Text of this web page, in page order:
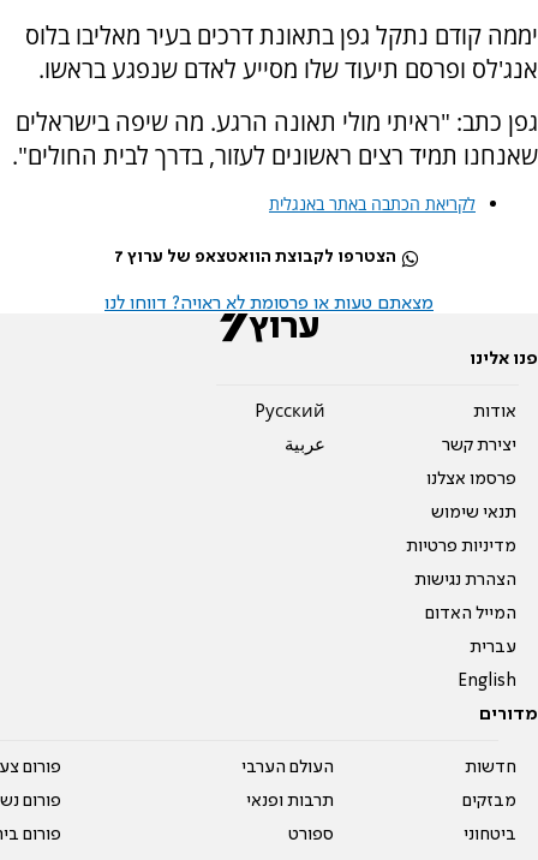
יממה קודם נתקל גפן בתאונת דרכים בעיר מאליבו בלוס
אנג'לס ופרסם תיעוד שלו מסייע לאדם שנפגע בראשו.
גפן כתב: "ראיתי מולי תאונה הרגע. מה שיפה בישראלים
שאנחנו תמיד רצים ראשונים לעזור, בדרך לבית החולים".
לקריאת הכתבה באתר באנגלית
הצטרפו לקבוצת הוואטצאפ של ערוץ 7
מצאתם טעות או פרסומת לא ראויה? דווחו לנו
פנו אלינו
אודות
יצירת קשר
פרסמו אצלנו
תנאי שימוש
מדיניות פרטיות
הצהרת נגישות
המייל האדום
עברית
English
Pусский
عربية
מדורים
חדשות
מבזקים
ביטחוני
העולם הערבי
תרבות ופנאי
ספורט
פורום
פורום
פורום